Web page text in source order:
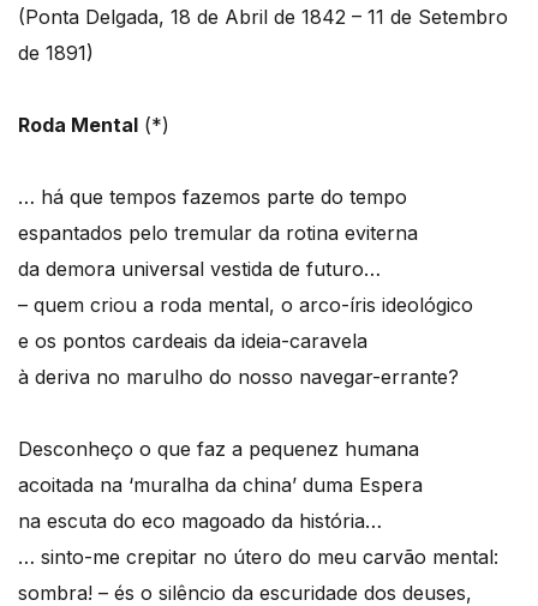
(Ponta Delgada, 18 de Abril de 1842 – 11 de Setembro
de 1891)
Roda Mental (*)
… há que tempos fazemos parte do tempo
espantados pelo tremular da rotina eviterna
da demora universal vestida de futuro…
– quem criou a roda mental, o arco-íris ideológico
e os pontos cardeais da ideia-caravela
à deriva no marulho do nosso navegar-errante?
Desconheço o que faz a pequenez humana
acoitada na ‘muralha da china’ duma Espera
na escuta do eco magoado da história…
… sinto-me crepitar no útero do meu carvão mental:
sombra! – és o silêncio da escuridade dos deuses,